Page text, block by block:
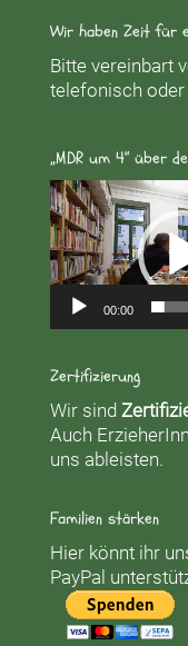
Wir haben Zeit für
Bitte vereinbart
telefonisch oder
„MDR um 4“ über
Video-
Player
00:00
Zertifizierung
Wir sind
Auch
uns ableisten.
Familien stärken
Hier könnt ihr
PayPal